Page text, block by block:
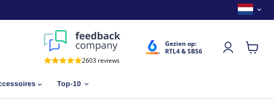
Land
2603 reviews
Gezien op:
RTL4 & SBS6
Top-10